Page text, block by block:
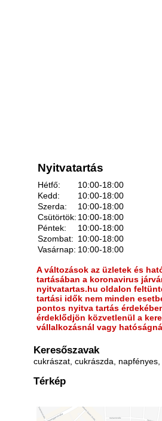
Nyitvatartás
Hétfő:
10:00-18:00
Kedd:
10:00-18:00
Szerda:
10:00-18:00
Csütörtök: 10:00-18:00
Péntek:
10:00-18:00
Szombat: 10:00-18:00
Vasárnap: 10:00-18:00
A változások az üzletek és
tartásában a koronavirus
nyitvatartas.hu oldalon
tartási idők nem minden
pontos nyitva tartás
érdeklődjön közvetlenül a
vállalkozásnál vagy
Keresőszavak
cukrászat, cukrászda,
Térkép